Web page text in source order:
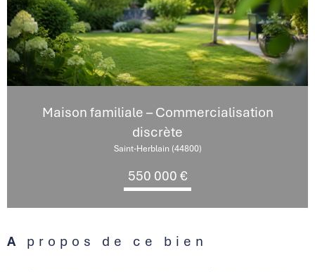
Maison familiale – Commercialisation
discrète
Saint-Herblain (44800)
550 000 €
A propos de ce bien